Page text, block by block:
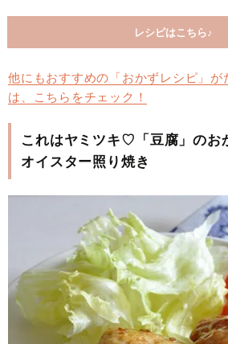
レシピはこちら♪
他にもおすすめの「おかずレシピ」が
は、こちらをチェック！
これはヤミツキ♡「豆腐」の
オイスター照り焼き